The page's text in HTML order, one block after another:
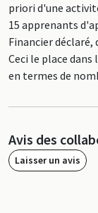
priori d'une
15 apprenants
Financier déclaré,
Ceci le place
en termes de
Avis des
Laisser un avis